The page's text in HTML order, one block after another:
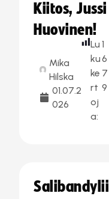
Kiitos, Jussi
Huovinen!
Mika
Hilska
01.07.2
026
Lu
ku
ke
rt
oj
a:
1
6
7
9
Salibandylii